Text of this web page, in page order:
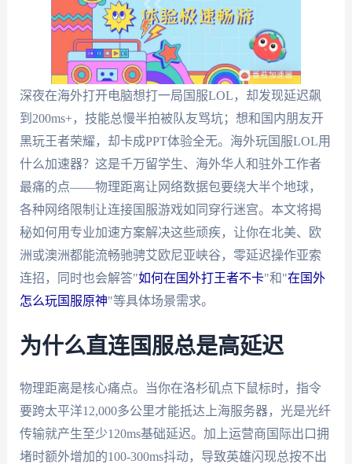
深夜在海外打开电脑想打一局国服LOL，却发现延迟飙
到200ms+，技能总慢半拍被队友骂坑；想和国内朋友开
黑玩王者荣耀，却卡成PPT体验全无。海外玩国服LOL用
什么加速器？这是千万留学生、海外华人和驻外工作者
最痛的点——物理距离让网络数据包要绕大半个地球，
各种网络限制让连接国服游戏如同穿行迷宫。本文将揭
秘如何用专业加速方案解决这些顽疾，让你在北美、欧
洲或澳洲都能流畅驰骋艾欧尼亚峡谷，零延迟操作亚索
连招，同时也会解答"如何在国外打王者不卡"和"在国外
怎么玩国服原神"等具体场景需求。
为什么直连国服总是高延迟
物理距离是核心痛点。当你在洛杉矶点下鼠标时，指令
要跨太平洋12,000多公里才能抵达上海服务器，光是光纤
传输就产生至少120ms基础延迟。加上运营商国际出口拥
堵时额外增加的100-300ms抖动，导致英雄闪现总按不出